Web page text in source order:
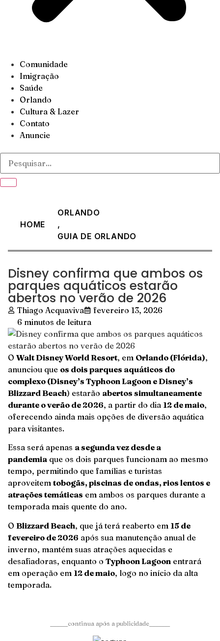
Comunidade
Imigração
Saúde
Orlando
Cultura & Lazer
Contato
Anuncie
HOME
ORLANDO
,
GUIA DE ORLANDO
Disney confirma que ambos os
parques aquáticos estarão
abertos no verão de 2026
Thiago Acquaviva
fevereiro 13, 2026
6 minutos de leitura
O Walt Disney World Resort, em Orlando (Flórida),
anunciou que os dois parques aquáticos do
complexo (Disney’s Typhoon Lagoon e Disney’s
Blizzard Beach) estarão abertos simultaneamente
durante o verão de 2026, a partir do dia 12 de maio,
oferecendo ainda mais opções de diversão aquática
para visitantes.
Essa será apenas a segunda vez desde a
pandemia que os dois parques funcionam ao mesmo
tempo, permitindo que famílias e turistas
aproveitem tobogãs, piscinas de ondas, rios lentos e
atrações temáticas em ambos os parques durante a
temporada mais quente do ano.
O Blizzard Beach, que já terá reaberto em 15 de
fevereiro de 2026 após sua manutenção anual de
inverno, mantém suas atrações aquecidas e
desafiadoras, enquanto o Typhoon Lagoon entrará
em operação em 12 de maio, logo no início da alta
temporada.
______continua após a publicidade_______